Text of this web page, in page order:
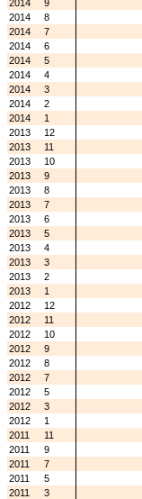
2014
9
2014
8
2014
7
2014
6
2014
5
2014
4
2014
3
2014
2
2014
1
2013
12
2013
11
2013
10
2013
9
2013
8
2013
7
2013
6
2013
5
2013
4
2013
3
2013
2
2013
1
2012
12
2012
11
2012
10
2012
9
2012
8
2012
7
2012
5
2012
3
2012
1
2011
11
2011
9
2011
7
2011
5
2011
3